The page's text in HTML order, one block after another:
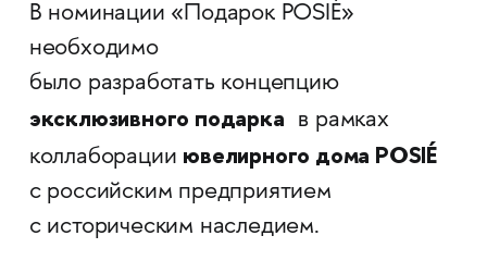
В номинации «Подарок POSIÉ»
необходимо
было разработать концепцию
эксклюзивного подарка в рамках
коллаборации ювелирного дома POSIÉ
с российским предприятием
с историческим наследием.